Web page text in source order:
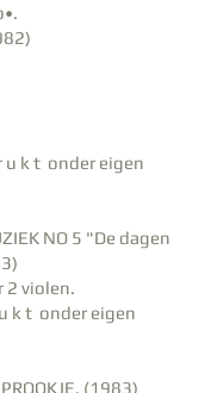
u k t onder eigen
NO 5 "De dagen
2 violen.
k t onder eigen
(1983)